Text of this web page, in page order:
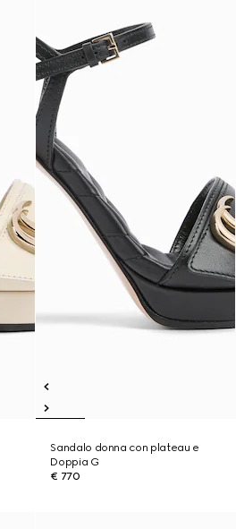
Sandalo donna con plateau e
Doppia G
€ 770